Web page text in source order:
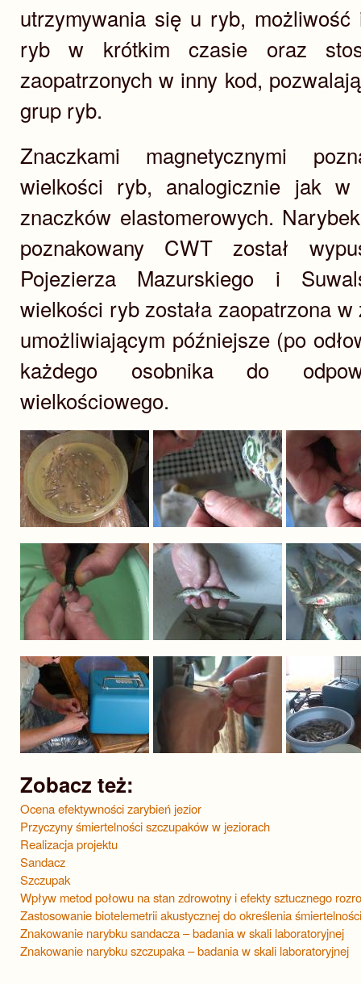
utrzymywania się u ryb,
ryb w krótkim czasie oraz
zaopatrzonych w inny kod,
grup ryb.
Znaczkami magnetycznymi
wielkości ryb, analogicznie jak w
znaczków elastomerowych.
poznakowany CWT został
Pojezierza Mazurskiego i
wielkości ryb została zaopatrzona
umożliwiającym późniejsze (po
każdego osobnika do
wielkościowego.
Zobacz też:
Ocena efektywności zarybień jezior
Przyczyny śmiertelności szczupaków w jeziorach
Realizacja projektu
Sandacz
Szczupak
Wpływ metod połowu na stan zdrowotny i efekty sztucznego
Zastosowanie biotelemetrii akustycznej do określenia
Znakowanie narybku sandacza – badania w skali laboratoryjnej
Znakowanie narybku szczupaka – badania w skali laboratoryjnej